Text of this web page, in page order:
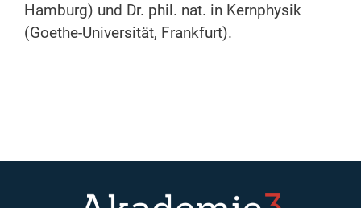
Hamburg) und Dr. phil. nat. in Kernphysik
(Goethe-Universität, Frankfurt).